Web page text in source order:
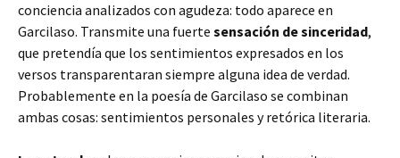
conciencia analizados con agudeza: todo aparece en
Garcilaso. Transmite una fuerte sensación de sinceridad,
que pretendía que los sentimientos expresados en los
versos transparentaran siempre alguna idea de verdad.
Probablemente en la poesía de Garcilaso se combinan
ambas cosas: sentimientos personales y retórica literaria.